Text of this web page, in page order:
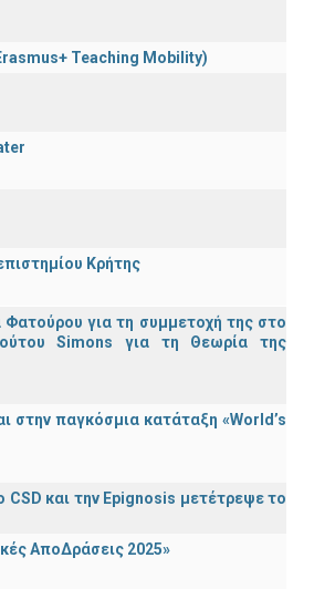
Teaching Mobility)
Κρήτης
για τη συμμετοχή της στο
Simons για τη Θεωρία της
στην παγκόσμια κατάταξη «World’s
και την Epignosis μετέτρεψε το
ΑποΔράσεις 2025»